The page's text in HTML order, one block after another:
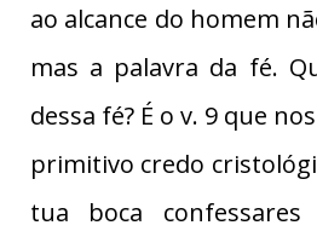
ao alcance do homem
mas a palavra da fé.
dessa fé? É o v. 9 que
primitivo credo
tua boca